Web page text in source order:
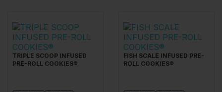
TRIPLE SCOOP INFUSED
PRE-ROLL COOKIES®
FISH SCALE INFUSED PRE-
ROLL COOKIES®